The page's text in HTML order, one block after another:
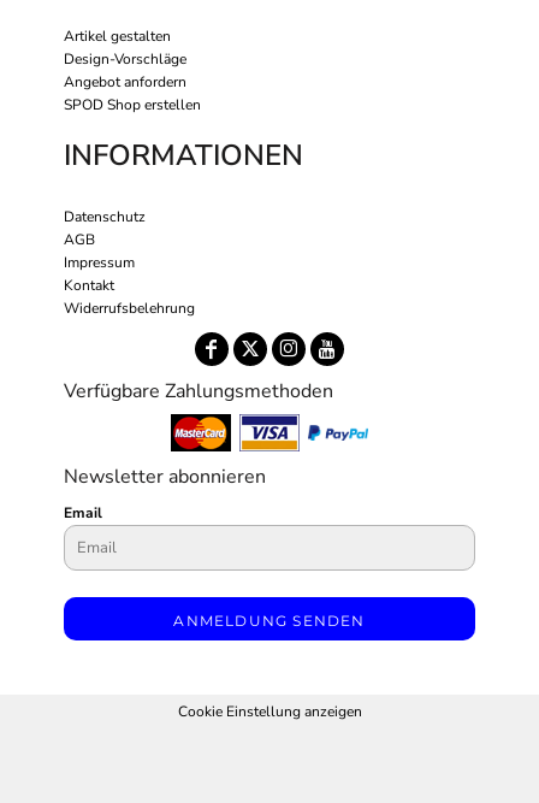
Artikel gestalten
Design-Vorschläge
Angebot anfordern
SPOD Shop erstellen
INFORMATIONEN
Datenschutz
AGB
Impressum
Kontakt
Widerrufsbelehrung
Verfügbare Zahlungsmethoden
Newsletter abonnieren
Email
ANMELDUNG SENDEN
Cookie Einstellung anzeigen